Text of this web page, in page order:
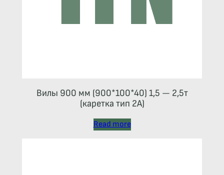
Вилы 900 мм (900*100*40) 1,5 — 2,5т
(каретка тип 2A)
Read more